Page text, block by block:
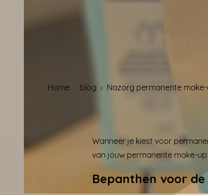
Home blog Nazorg permanente
Wanneer je kiest voor
van jouw permanente make-up
Bepanthen voor